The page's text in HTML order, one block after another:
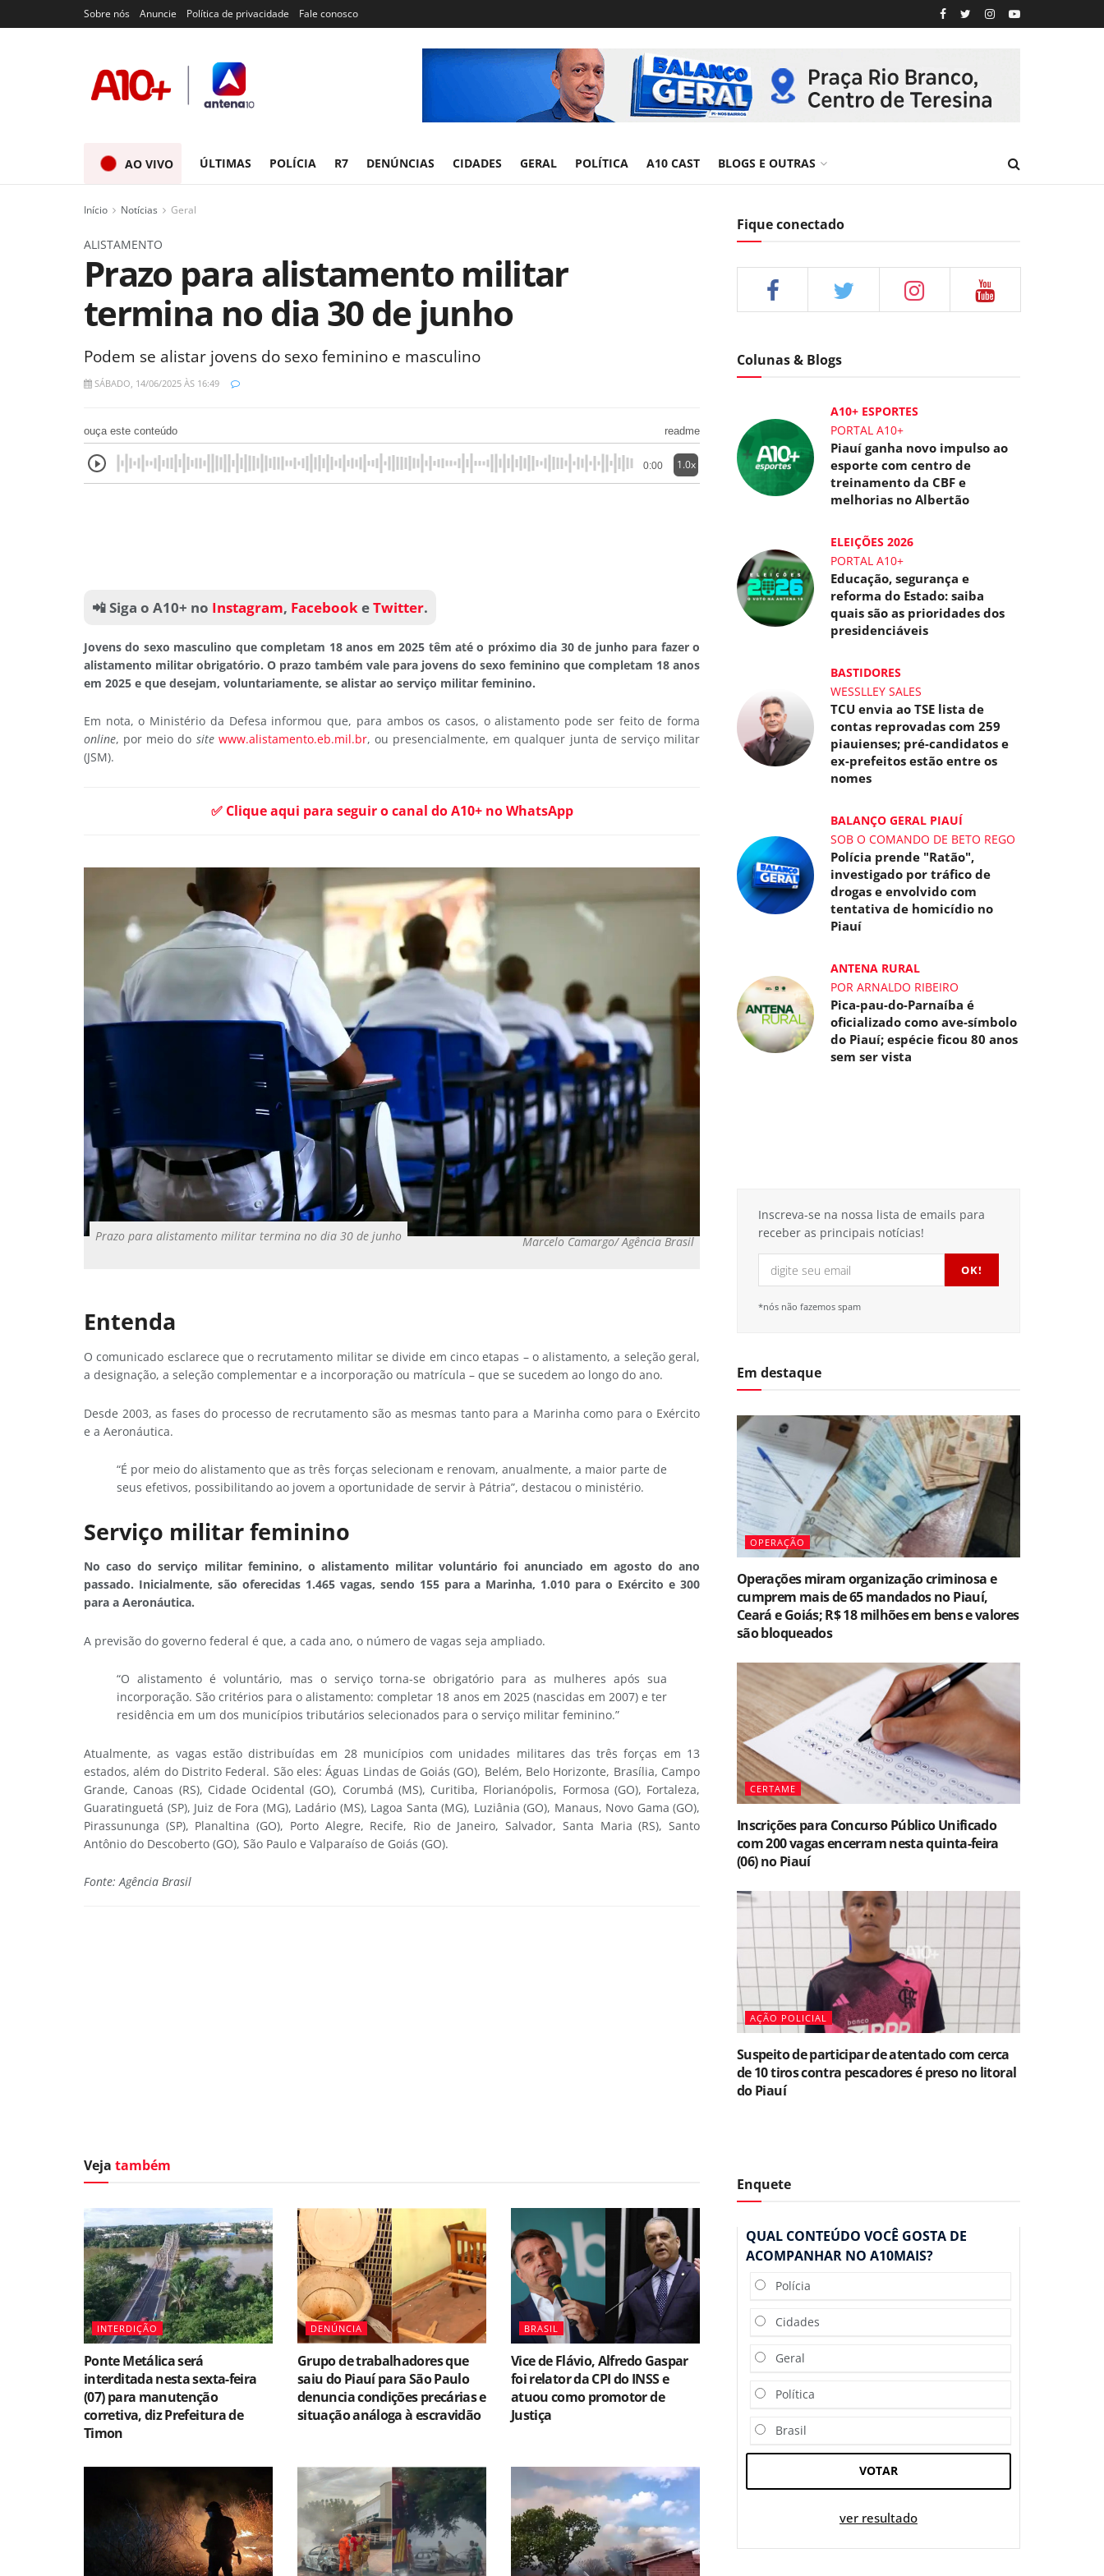
Sobre nós Anuncie Política de privacidade Fale conosco
AO VIVO ÚLTIMAS POLÍCIA R7 DENÚNCIAS CIDADES GERAL POLÍTICA A10 CAST BLOGS E OUTRAS
Início Notícias Geral
ALISTAMENTO
Prazo para alistamento militar
termina no dia 30 de junho
Podem se alistar jovens do sexo feminino e masculino
SÁBADO, 14/06/2025 ÀS 16:49
ouça este conteúdo readme
0:00 1.0x
📲 Siga o A10+ no Instagram, FacebookeTwitter.
Jovens do sexo masculino que completam 18 anos em 2025 têm até o próximo dia 30 de junho para fazer o
alistamento militar obrigatório. O prazo também vale para jovens do sexo feminino que completam 18 anos
em 2025 e que desejam, voluntariamente, se alistar ao serviço militar feminino.
Em nota, o Ministério da Defesa informou que, para ambos os casos, o alistamento pode ser feito de forma
online, por meio do site www.alistamento.eb.mil.br, ou presencialmente, em qualquer junta de serviço militar
(JSM).
✅ Clique aqui para seguir o canal do A10+ no WhatsApp
Prazo para alistamento militar termina no dia 30 de junho Marcelo Camargo/ Agência Brasil
Entenda
O comunicado esclarece que o recrutamento militar se divide em cinco etapas – o alistamento, a seleção geral,
a designação, a seleção complementar e a incorporação ou matrícula – que se sucedem ao longo do ano.
Desde 2003, as fases do processo de recrutamento são as mesmas tanto para a Marinha como para o Exército
e a Aeronáutica.
“É por meio do alistamento que as três forças selecionam e renovam, anualmente, a maior parte de
seus efetivos, possibilitando ao jovem a oportunidade de servir à Pátria”, destacou o ministério.
Serviço militar feminino
No caso do serviço militar feminino, o alistamento militar voluntário foi anunciado em agosto do ano
passado. Inicialmente, são oferecidas 1.465 vagas, sendo 155 para a Marinha, 1.010 para o Exército e 300
para a Aeronáutica.
A previsão do governo federal é que, a cada ano, o número de vagas seja ampliado.
“O alistamento é voluntário, mas o serviço torna-se obrigatório para as mulheres após sua
incorporação. São critérios para o alistamento: completar 18 anos em 2025 (nascidas em 2007) e ter
residência em um dos municípios tributários selecionados para o serviço militar feminino.”
Atualmente, as vagas estão distribuídas em 28 municípios com unidades militares das três forças em 13
estados, além do Distrito Federal. São eles: Águas Lindas de Goiás (GO), Belém, Belo Horizonte, Brasília, Campo
Grande, Canoas (RS), Cidade Ocidental (GO), Corumbá (MS), Curitiba, Florianópolis, Formosa (GO), Fortaleza,
Guaratinguetá (SP), Juiz de Fora (MG), Ladário (MS), Lagoa Santa (MG), Luziânia (GO), Manaus, Novo Gama (GO),
Pirassununga (SP), Planaltina (GO), Porto Alegre, Recife, Rio de Janeiro, Salvador, Santa Maria (RS), Santo
Antônio do Descoberto (GO), São Paulo e Valparaíso de Goiás (GO).
Fonte: Agência Brasil
Veja também
INTERDIÇÃO
Ponte Metálica será
interditada nesta sexta-feira
(07) para manutenção
corretiva, diz Prefeitura de
Timon
DENÚNCIA
Grupo de trabalhadores que
saiu do Piauí para São Paulo
denuncia condições precárias e
situação análoga à escravidão
BRASIL
Vice de Flávio, Alfredo Gaspar
foi relator da CPI do INSS e
atuou como promotor de
Justiça
Fique conectado
Colunas & Blogs
A10+ ESPORTES
PORTAL A10+
Piauí ganha novo impulso ao
esporte com centro de
treinamento da CBF e
melhorias no Albertão
ELEIÇÕES 2026
PORTAL A10+
Educação, segurança e
reforma do Estado: saiba
quais são as prioridades dos
presidenciáveis
BASTIDORES
WESSLLEY SALES
TCU envia ao TSE lista de
contas reprovadas com 259
piauienses; pré-candidatos e
ex-prefeitos estão entre os
nomes
BALANÇO GERAL PIAUÍ
SOB O COMANDO DE BETO REGO
Polícia prende "Ratão",
investigado por tráfico de
drogas e envolvido com
tentativa de homicídio no
Piauí
ANTENA RURAL
POR ARNALDO RIBEIRO
Pica-pau-do-Parnaíba é
oficializado como ave-símbolo
do Piauí; espécie ficou 80 anos
sem ser vista
Inscreva-se na nossa lista de emails para
receber as principais notícias!
*nós não fazemos spam
Em destaque
OPERAÇÃO
Operações miram organização criminosa e
cumprem mais de 65 mandados no Piauí,
Ceará e Goiás; R$ 18 milhões em bens e valores
são bloqueados
CERTAME
Inscrições para Concurso Público Unificado
com 200 vagas encerram nesta quinta-feira
(06) no Piauí
AÇÃO POLICIAL
Suspeito de participar de atentado com cerca
de 10 tiros contra pescadores é preso no litoral
do Piauí
Enquete
QUAL CONTEÚDO VOCÊ GOSTA DE
ACOMPANHAR NO A10MAIS?
Polícia
Cidades
Geral
Política
Brasil
VOTAR
ver resultado